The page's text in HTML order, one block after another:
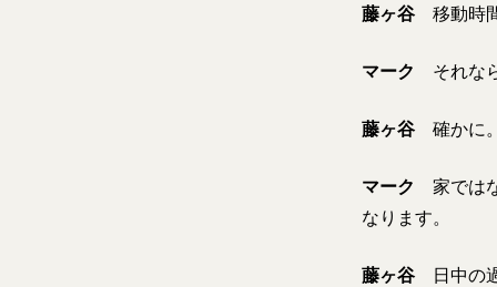
藤ヶ谷 移動時
マーク それな
藤ヶ谷 確かに
マーク
家では
なります。
藤ヶ谷 日中の